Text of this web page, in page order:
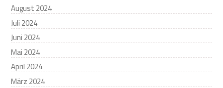
August 2024
Juli 2024
Juni 2024
Mai 2024
April 2024
März 2024